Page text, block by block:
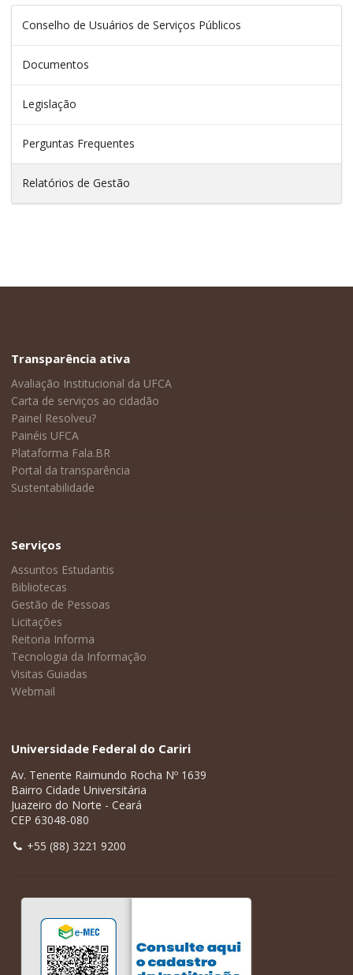
Conselho de Usuários de Serviços Públicos
Documentos
Legislação
Perguntas Frequentes
Relatórios de Gestão
Transparência ativa
Avaliação Institucional da UFCA
Carta de serviços ao cidadão
Painel Resolveu?
Painéis UFCA
Plataforma Fala.BR
Portal da transparência
Sustentabilidade
Serviços
Assuntos Estudantis
Bibliotecas
Gestão de Pessoas
Licitações
Reitoria Informa
Tecnologia da Informação
Visitas Guiadas
Webmail
Universidade Federal do Cariri
Av. Tenente Raimundo Rocha Nº 1639
Bairro Cidade Universitária
Juazeiro do Norte - Ceará
CEP 63048-080
+55 (88) 3221 9200